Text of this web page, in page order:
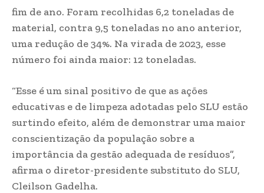
fim de ano. Foram recolhidas 6,2 toneladas de
material, contra 9,5 toneladas no ano anterior,
uma redução de 34%. Na virada de 2023, esse
número foi ainda maior: 12 toneladas.
“Esse é um sinal positivo de que as ações
educativas e de limpeza adotadas pelo SLU estão
surtindo efeito, além de demonstrar uma maior
conscientização da população sobre a
importância da gestão adequada de resíduos”,
afirma o diretor-presidente substituto do SLU,
Cleilson Gadelha.